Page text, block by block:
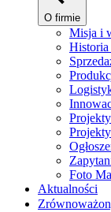
O firmie
Misja i
Foto
Aktualności